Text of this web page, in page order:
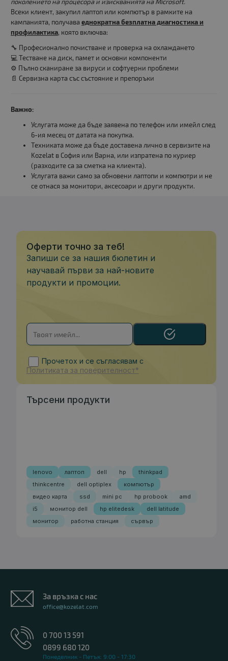
Всеки клиент, закупил лаптоп или компютър в рамките на
кампанията, получава еднократна безплатна диагностика и
профилактика, която включва:
🔧 Професионално почистване и проверка на охлаждането
💻 Тестване на диск, памет и основни компоненти
⚙️ Пълно сканиране за вируси и софтуерни проблеми
📄 Сервизна карта със състояние и препоръки
Важно:
Услугата може да бъде заявена по телефон или имейл след
6-ия месец от датата на покупка.
Техниката може да бъде доставена лично в сервизите на
Kozelat в София или Варна, или изпратена по куриер
(разходите са за сметка на клиента).
Услугата важи само за обновени лаптопи и компютри и не
се отнася за монитори, аксесоари и други продукти.
Оферти точно за теб!
Запиши се за нашия бюлетин и
научавай първи за най-новите
продукти и промоции.
Прочетох и се съгласявам с
Политиката за поверителност*
Търсени продукти
lenovo лаптоп dell hp
thinkpad
thinkcentre
dell optiplex
компютър
видео карта
ssd mini pc hp probook
amd
i5
монитор dell hp elitedesk
dell latitude
монитор
работна станция сървър
За връзка с нас
office@kozelat.com
0 700 13 591
0899 680 120
Понеделник - Петък: 9:00 - 17:30